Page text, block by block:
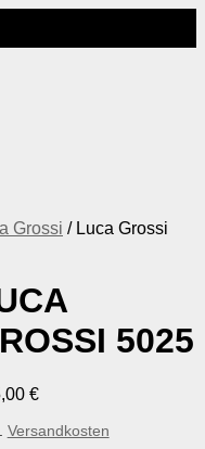
Grossi / Luca Grossi
5025
€
Versandkosten